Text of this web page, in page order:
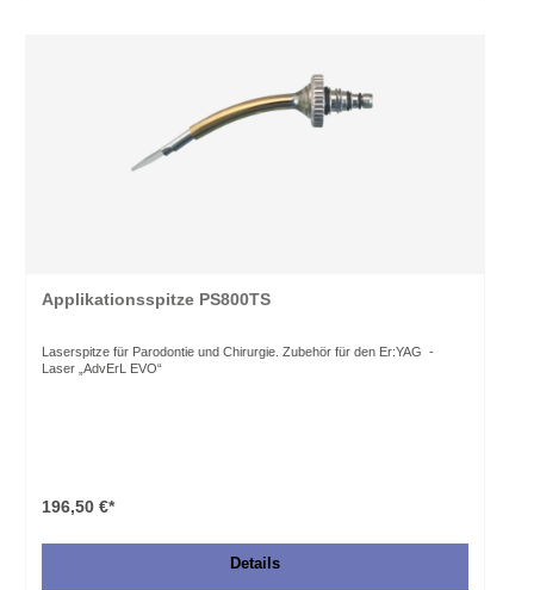
Applikationsspitze PS800TS
Laserspitze für Parodontie und Chirurgie. Zubehör für den Er:YAG -
Laser „AdvErL EVO“
196,50 €*
Details